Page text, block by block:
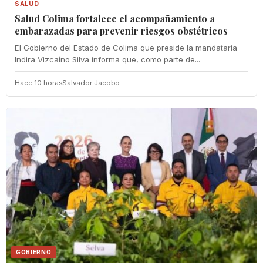
SALUD
Salud Colima fortalece el acompañamiento a
embarazadas para prevenir riesgos obstétricos
El Gobierno del Estado de Colima que preside la mandataria
Indira Vizcaíno Silva informa que, como parte de...
Hace 10 horasSalvador Jacobo
GOBIERNO